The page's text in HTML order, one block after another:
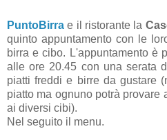
PuntoBirra e il ristorante la
quinto appuntamento con le
birra e cibo. L'appuntamento è
alle ore 20.45 con una serata
piatti freddi e birre da gustare
piatto ma ognuno potrà provare
ai diversi cibi).
Nel seguito il menu.